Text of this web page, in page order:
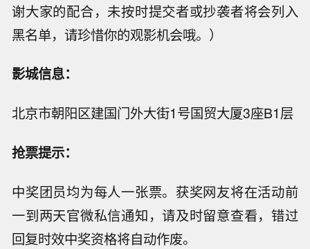
谢大家的配合，未按时提交者或抄袭者将会列入
黑名单，请珍惜你的观影机会哦。）
影城信息：
北京市朝阳区建国门外大街1号国贸大厦3座B1层
抢票提示：
中奖团员均为每人一张票。获奖网友将在活动前
一到两天官微私信通知，请及时留意查看，错过
回复时效中奖资格将自动作废。